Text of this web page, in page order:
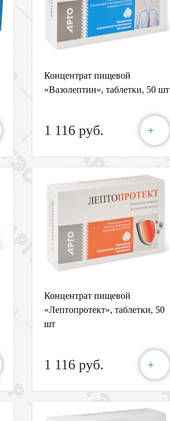
Концентрат пищевой
«Вазолептин», таблетки, 50 шт
1 116 руб. +
Концентрат пищевой
«Лептопротект», таблетки, 50
шт
1 116 руб. +